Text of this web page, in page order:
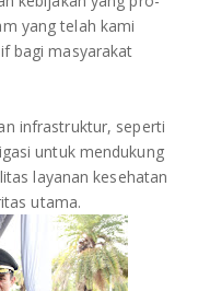
yang telah kami
bagi masyarakat
infrastruktur, seperti
untuk mendukung
layanan kesehatan
utama.